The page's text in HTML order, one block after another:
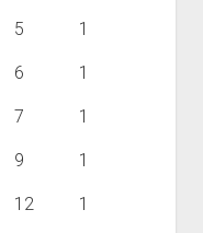
5 1
6 1
7 1
9 1
12 1